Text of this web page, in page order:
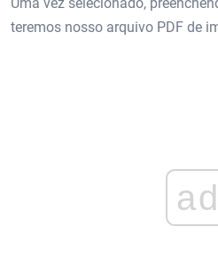
teremos nosso arquivo PDF de
ad